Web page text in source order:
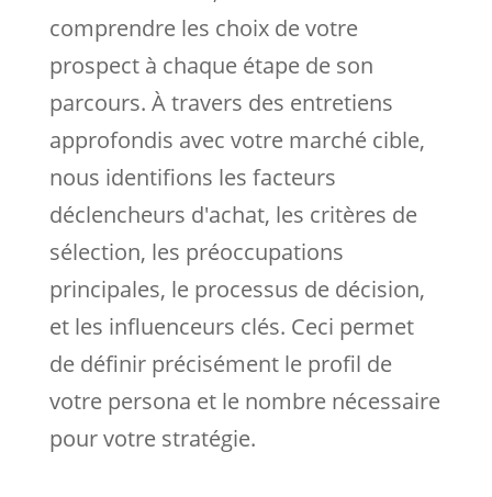
comprendre les choix de votre
prospect à chaque étape de son
parcours. À travers des entretiens
approfondis avec votre marché cible,
nous identifions les facteurs
déclencheurs d'achat, les critères de
sélection, les préoccupations
principales, le processus de décision,
et les influenceurs clés. Ceci permet
de définir précisément le profil de
votre persona et le nombre nécessaire
pour votre stratégie.